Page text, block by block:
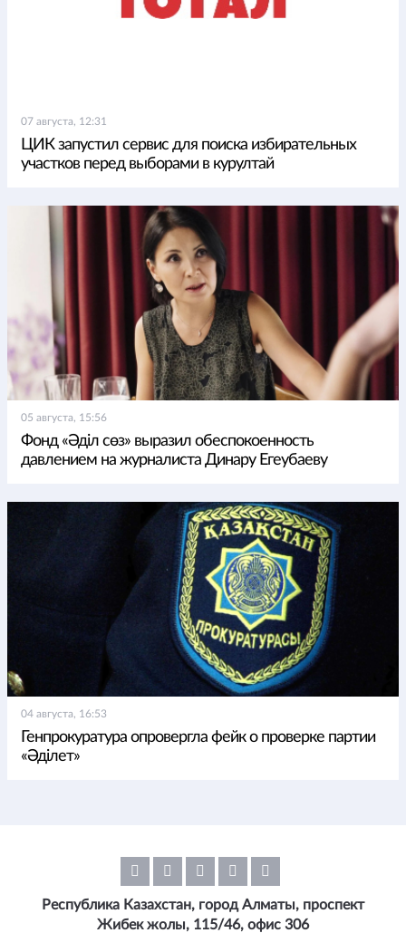
07 августа, 12:31
ЦИК запустил сервис для поиска избирательных
участков перед выборами в курултай
05 августа, 15:56
Фонд «Әділ сөз» выразил обеспокоенность
давлением на журналиста Динару Егеубаеву
04 августа, 16:53
Генпрокуратура опровергла фейк о проверке партии
«Әділет»
Республика Казахстан, город Алматы, проспект
Жибек жолы, 115/46, офис 306